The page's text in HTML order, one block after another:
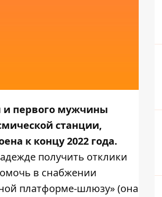
и первого мужчины
станции,
к концу 2022 года.
получить отклики
в снабжении
платформе-шлюзу» (она